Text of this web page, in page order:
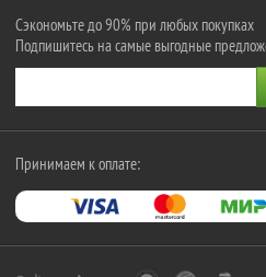
Сэкономьте до 90% при любых покупках
Подпишитесь на самые выгодные
Принимаем к оплате: